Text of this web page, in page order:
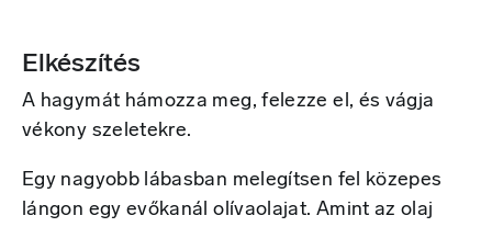
Elkészítés
A hagymát hámozza meg, felezze el, és vágja
vékony szeletekre.
Egy nagyobb lábasban melegítsen fel közepes
lángon egy evőkanál olívaolajat. Amint az olaj